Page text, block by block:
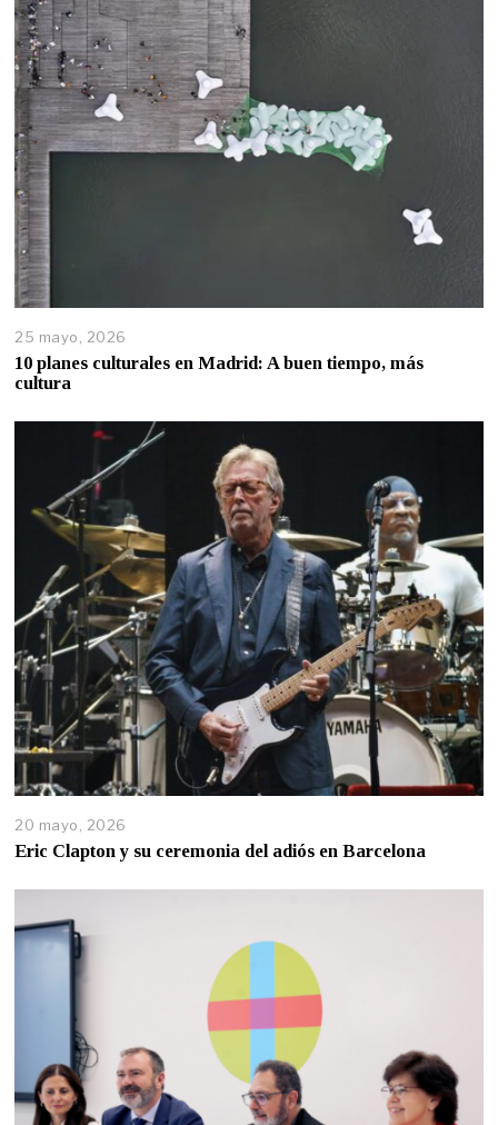
25 mayo, 2026
10 planes culturales en Madrid: A buen tiempo, más
cultura
20 mayo, 2026
Eric Clapton y su ceremonia del adiós en Barcelona